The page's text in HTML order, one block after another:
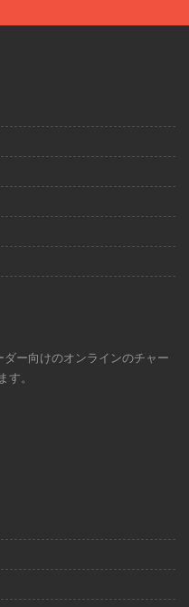
ー向けのオンラインのチャー
す。